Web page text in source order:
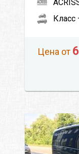
Класс
Цена от